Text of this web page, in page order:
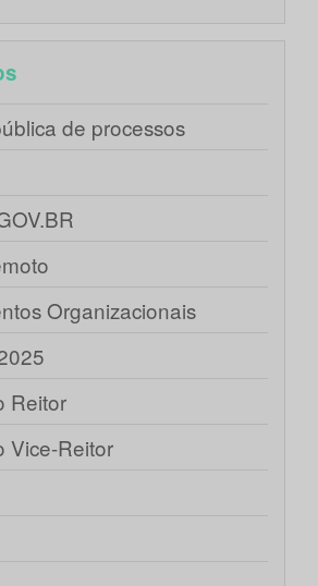
de processos
Organizacionais
Reitor
Vice-Reitor